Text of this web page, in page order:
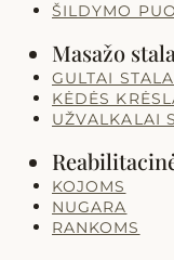
ŠILDYMO
Masažo
GULTAI
KĖDĖS
UŽVALKALAI
KOJOMS
NUGARA
RANKOMS